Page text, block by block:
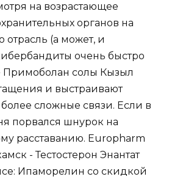
на возрастающее
органов на
(а может, и
очень быстро
Примоболан солы Кызыл
и выстраивают
сложные связи. Если в
порвался шнурок на
расставанию. Europharm
- Тестостерон Энантат
Ипаморелин со скидкой